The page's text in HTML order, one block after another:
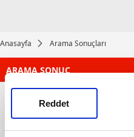
Reddet
Anasayfa Arama Sonuçları
ARAMA SONUÇ